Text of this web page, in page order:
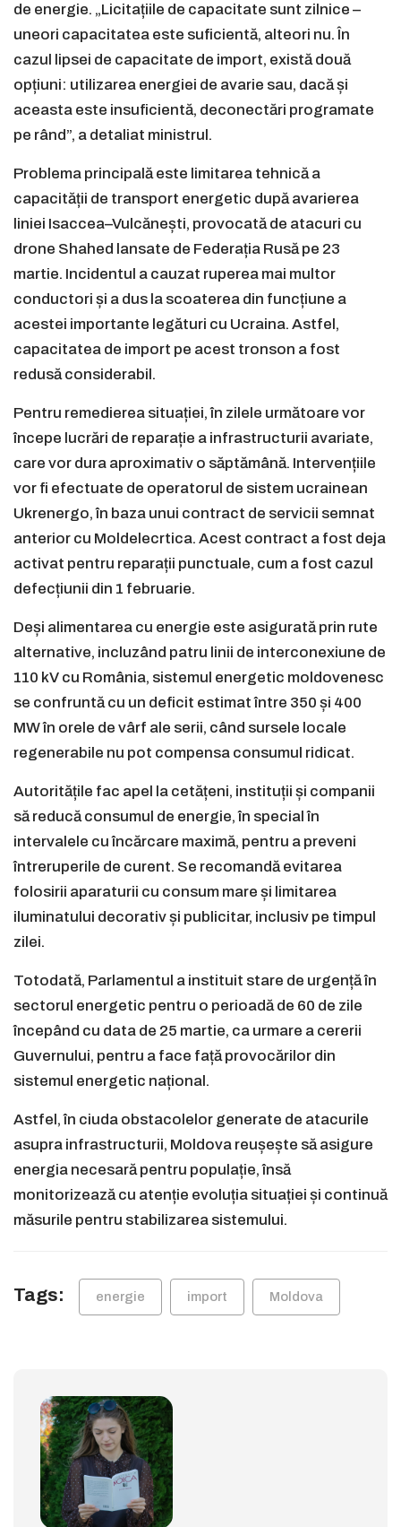
de energie. „Licitațiile de capacitate sunt zilnice –
uneori capacitatea este suficientă, alteori nu. În
cazul lipsei de capacitate de import, există două
opțiuni: utilizarea energiei de avarie sau, dacă și
aceasta este insuficientă, deconectări programate
pe rând”, a detaliat ministrul.
Problema principală este limitarea tehnică a
capacității de transport energetic după avarierea
liniei Isaccea–Vulcănești, provocată de atacuri cu
drone Shahed lansate de Federația Rusă pe 23
martie. Incidentul a cauzat ruperea mai multor
conductori și a dus la scoaterea din funcțiune a
acestei importante legături cu Ucraina. Astfel,
capacitatea de import pe acest tronson a fost
redusă considerabil.
Pentru remedierea situației, în zilele următoare vor
începe lucrări de reparație a infrastructurii avariate,
care vor dura aproximativ o săptămână. Intervențiile
vor fi efectuate de operatorul de sistem ucrainean
Ukrenergo, în baza unui contract de servicii semnat
anterior cu Moldelecrtica. Acest contract a fost deja
activat pentru reparații punctuale, cum a fost cazul
defecțiunii din 1 februarie.
Deși alimentarea cu energie este asigurată prin rute
alternative, incluzând patru linii de interconexiune de
110 kV cu România, sistemul energetic moldovenesc
se confruntă cu un deficit estimat între 350 și 400
MW în orele de vârf ale serii, când sursele locale
regenerabile nu pot compensa consumul ridicat.
Autoritățile fac apel la cetățeni, instituții și companii
să reducă consumul de energie, în special în
intervalele cu încărcare maximă, pentru a preveni
întreruperile de curent. Se recomandă evitarea
folosirii aparaturii cu consum mare și limitarea
iluminatului decorativ și publicitar, inclusiv pe timpul
zilei.
Totodată, Parlamentul a instituit stare de urgență în
sectorul energetic pentru o perioadă de 60 de zile
începând cu data de 25 martie, ca urmare a cererii
Guvernului, pentru a face față provocărilor din
sistemul energetic național.
Astfel, în ciuda obstacolelor generate de atacurile
asupra infrastructurii, Moldova reușește să asigure
energia necesară pentru populație, însă
monitorizează cu atenție evoluția situației și continuă
măsurile pentru stabilizarea sistemului.
Tags: energie import Moldova